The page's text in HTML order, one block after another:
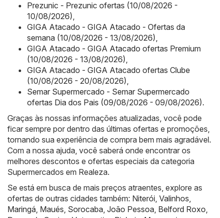
Prezunic - Prezunic ofertas (10/08/2026 -
10/08/2026),
GIGA Atacado - GIGA Atacado - Ofertas da
semana (10/08/2026 - 13/08/2026),
GIGA Atacado - GIGA Atacado ofertas Premium
(10/08/2026 - 13/08/2026),
GIGA Atacado - GIGA Atacado ofertas Clube
(10/08/2026 - 20/08/2026),
Semar Supermercado - Semar Supermercado
ofertas Dia dos Pais (09/08/2026 - 09/08/2026).
Graças às nossas informações atualizadas, você pode
ficar sempre por dentro das últimas ofertas e promoções,
tornando sua experiência de compra bem mais agradável.
Com a nossa ajuda, você saberá onde encontrar os
melhores descontos e ofertas especiais da categoria
Supermercados em Realeza.
Se está em busca de mais preços atraentes, explore as
ofertas de outras cidades também: Niterói, Valinhos,
Maringá, Maués, Sorocaba, João Pessoa, Belford Roxo,